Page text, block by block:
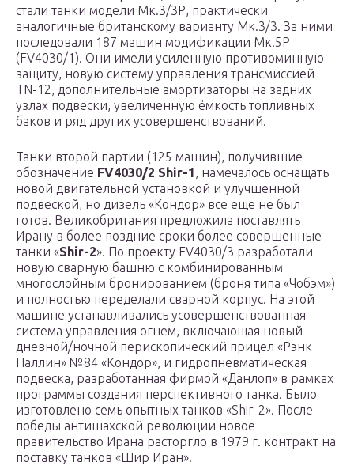
стали танки модели Мк.3/3Р, практически
аналогичные британскому варианту Мк.3/3. За ними
последовали 187 машин модификации Мк.5Р
(FV4030/1). Они имели усиленную противоминную
защиту, новую систему управления трансмиссией
TN-12, дополнительные амортизаторы на задних
узлах подвески, увеличенную ёмкость топливных
баков и ряд других усовершенствований.
Танки второй партии (125 машин), получившие
обозначение FV4030/2 Shir-1, намечалось оснащать
новой двигательной установкой и улучшенной
подвеской, но дизель «Кондор» все еще не был
готов. Великобритания предложила поставлять
Ирану в более поздние сроки более совершенные
танки «Shir-2». По проекту FV4030/3 разработали
новую сварную башню с комбинированным
многослойным бронированием (броня типа «Чобэм»)
и полностью переделали сварной корпус. На этой
машине устанавливались усовершенствованная
система управления огнем, включающая новый
дневной/ночной перископический прицел «Рэнк
Паллин» №84 «Кондор», и гидропневматическая
подвеска, разработанная фирмой «Данлоп» в рамках
программы создания перспективного танка. Было
изготовлено семь опытных танков «Shir-2». После
победы антишахской революции новое
правительство Ирана расторгло в 1979 г. контракт на
поставку танков «Шир Иран».